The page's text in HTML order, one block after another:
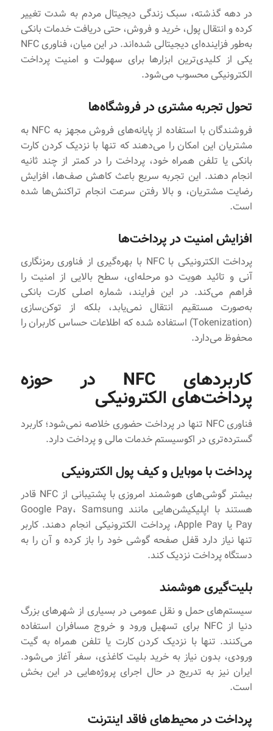
در دهه گذشته، سبک زندگی دیجیتال مردم به شدت تغییر
کرده و انتقال پول، خرید و فروش، حتی دریافت خدمات بانکی
به‌طور فزاینده‌ای دیجیتالی شده‌اند. در این میان، فناوری NFC
یکی از کلیدی‌ترین ابزارها برای سهولت و امنیت پرداخت
الکترونیکی محسوب می‌شود.
تحول تجربه مشتری در فروشگاه‌ها
فروشندگان با استفاده از پایانه‌های فروش مجهز به NFC به
مشتریان این امکان را می‌دهند که تنها با نزدیک کردن کارت
بانکی یا تلفن همراه خود، پرداخت را در کمتر از چند ثانیه
انجام دهند. این تجربه سریع باعث کاهش صف‌ها، افزایش
رضایت مشتریان، و بالا رفتن سرعت انجام تراکنش‌ها شده
است.
افزایش امنیت در پرداخت‌ها
پرداخت الکترونیکی با NFC با بهره‌گیری از فناوری رمزنگاری
آنی و تائید هویت دو مرحله‌ای، سطح بالایی از امنیت را
فراهم می‌کند. در این فرایند، شماره اصلی کارت بانکی
به‌صورت مستقیم انتقال نمی‌یابد، بلکه از توکن‌سازی
(Tokenization) استفاده شده که اطلاعات حساس کاربران را
محفوظ می‌دارد.
کاربردهای NFC در حوزه
پرداخت‌های الکترونیکی
فناوری NFC تنها در پرداخت حضوری خلاصه نمی‌شود؛ کاربرد
گسترده‌تری در اکوسیستم خدمات مالی و پرداخت دارد.
پرداخت با موبایل و کیف پول الکترونیکی
بیشتر گوشی‌های هوشمند امروزی با پشتیبانی از NFC قادر
هستند با اپلیکیشن‌هایی مانند Google Pay، Samsung
Pay یا Apple Pay، پرداخت الکترونیکی انجام دهند. کاربر
تنها نیاز دارد قفل صفحه گوشی خود را باز کرده و آن را به
دستگاه پرداخت نزدیک کند.
بلیت‌گیری هوشمند
سیستم‌های حمل و نقل عمومی در بسیاری از شهرهای بزرگ
دنیا از NFC برای تسهیل ورود و خروج مسافران استفاده
می‌کنند. تنها با نزدیک کردن کارت یا تلفن همراه به گیت
ورودی، بدون نیاز به خرید بلیت کاغذی، سفر آغاز می‌شود.
ایران نیز به تدریج در حال اجرای پروژه‌هایی در این بخش
است.
پرداخت در محیط‌های فاقد اینترنت